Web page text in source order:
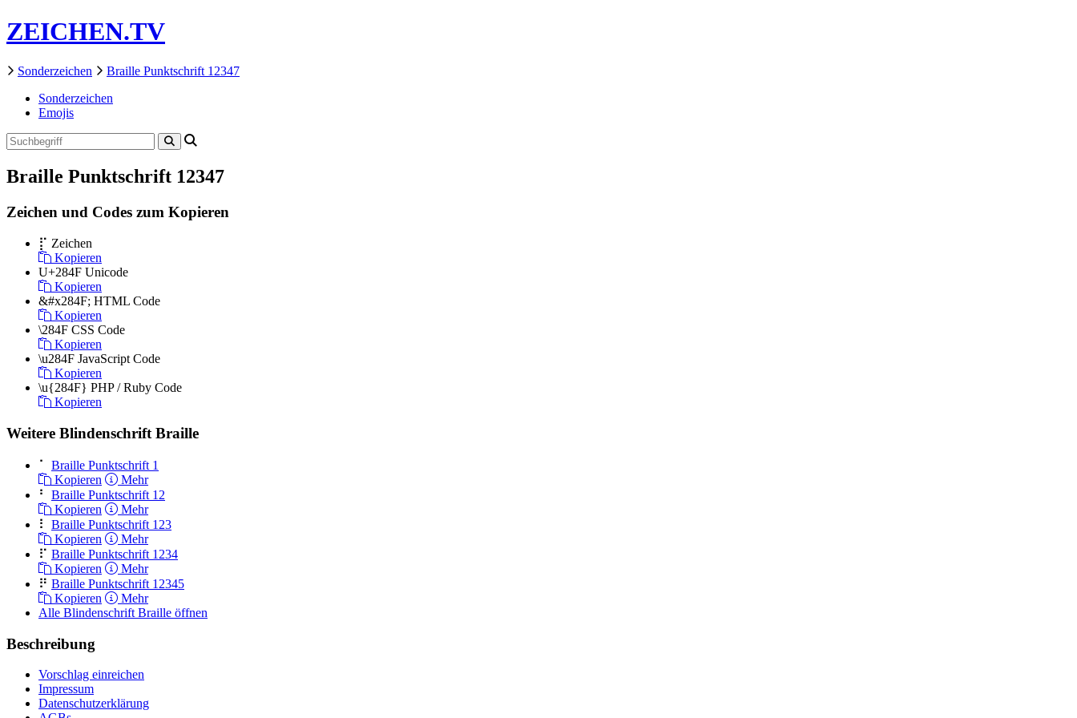
ZEICHEN.TV
Sonderzeichen
Braille Punktschrift 12347
Sonderzeichen
Emojis
Braille Punktschrift 12347
Zeichen und Codes zum Kopieren
⡏ Zeichen
Kopieren
U+284F Unicode
Kopieren
&#x284F; HTML Code
Kopieren
\284F CSS Code
Kopieren
\u284F JavaScript Code
Kopieren
\u{284F} PHP / Ruby Code
Kopieren
Weitere Blindenschrift Braille
⠁
Braille Punktschrift 1
Kopieren
Mehr
⠃
Braille Punktschrift 12
Kopieren
Mehr
⠇
Braille Punktschrift 123
Kopieren
Mehr
⠏ Braille Punktschrift 1234
Kopieren
Mehr
⠟ Braille Punktschrift 12345
Kopieren
Mehr
Alle Blindenschrift Braille öffnen
Beschreibung
Vorschlag einreichen
Impressum
Datenschutzerklärung